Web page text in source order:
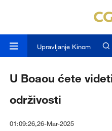
Upravljanje Kinom
U Boaou ćete
održivosti
01:09:26,26-Mar-2025